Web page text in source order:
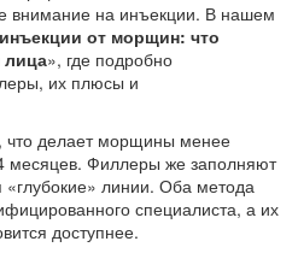
внимание на инъекции. В нашем
от морщин: что
», где подробно
их плюсы и
что делает морщины менее
месяцев. Филлеры же заполняют
линии. Оба метода
специалиста, а их
доступнее.